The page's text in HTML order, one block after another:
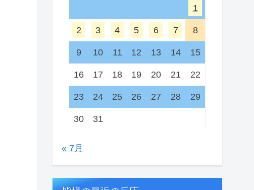
1
2 3 4 5 6 7 8
9 10 11 12 13 14 15
16 17 18 19 20 21 22
23 24 25 26 27 28 29
30 31
« 7月